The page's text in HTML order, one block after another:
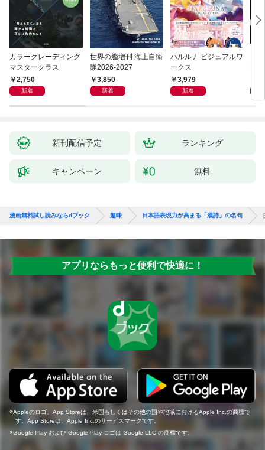
カラーグレーディング
マスタークラス
2,750
新着
世界の艦増刊 海上自衛
隊2026-2027
3,850
新着
ハルルナ ビジュアルワ
ークス
3,979
新着
テム
新刊配信予定 ランキング
キャンペーン 無料
漫画無料試し読みならdブック 趣味 日本語表現力が高まる「漢詩」の名句
アプリならもっと便利で快適に！
Appleのロゴ、App Storeは、米国もしくはその他の国や地域におけるApple Inc.の商標で
す。App Storeは、Apple Inc.のサービスマークです。
Google Play および Google Play ロゴは Google LLC の商標です。